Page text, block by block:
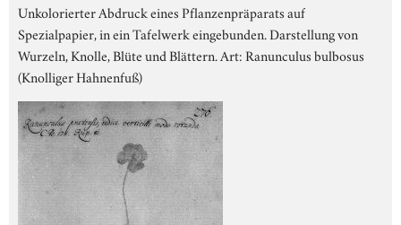
Unkolorierter Abdruck eines Pflanzenpräparats auf
Spezialpapier, in ein Tafelwerk eingebunden. Darstellung von
Wurzeln, Knolle, Blüte und Blättern. Art: Ranunculus bulbosus
(Knolliger Hahnenfuß)